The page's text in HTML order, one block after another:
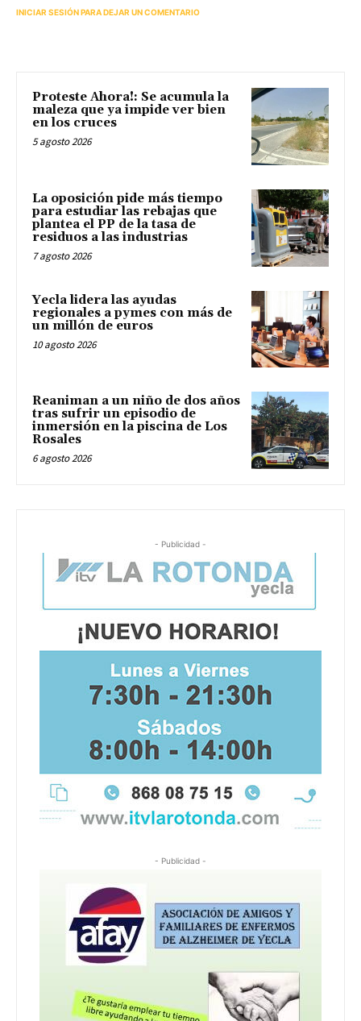
INICIAR SESIÓN PARA DEJAR UN COMENTARIO
Proteste Ahora!: Se acumula la
maleza que ya impide ver bien
en los cruces
5 agosto 2026
La oposición pide más tiempo
para estudiar las rebajas que
plantea el PP de la tasa de
residuos a las industrias
7 agosto 2026
Yecla lidera las ayudas
regionales a pymes con más de
un millón de euros
10 agosto 2026
Reaniman a un niño de dos años
tras sufrir un episodio de
inmersión en la piscina de Los
Rosales
6 agosto 2026
- Publicidad -
- Publicidad -